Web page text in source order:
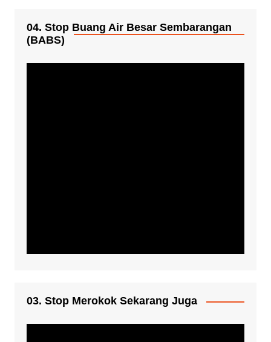
04. Stop Buang Air Besar Sembarangan
(BABS)
03. Stop Merokok Sekarang Juga